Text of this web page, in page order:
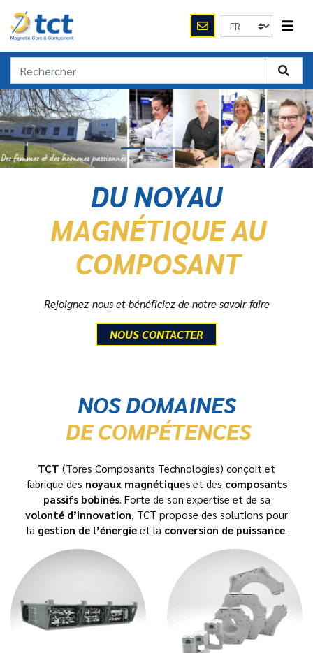
DU NOYAU
MAGNÉTIQUE AU
COMPOSANT
Rejoignez-nous et bénéficiez de notre savoir-faire
NOUS CONTACTER
NOS DOMAINES
DE COMPÉTENCES
TCT (Tores Composants Technologies) conçoit et
fabrique des noyaux magnétiqueset des composants
passifs bobinés. Forte de son expertise et de sa
volonté d’innovation, TCT propose des solutions pour
la gestion de l’énergieet la conversion de puissance.